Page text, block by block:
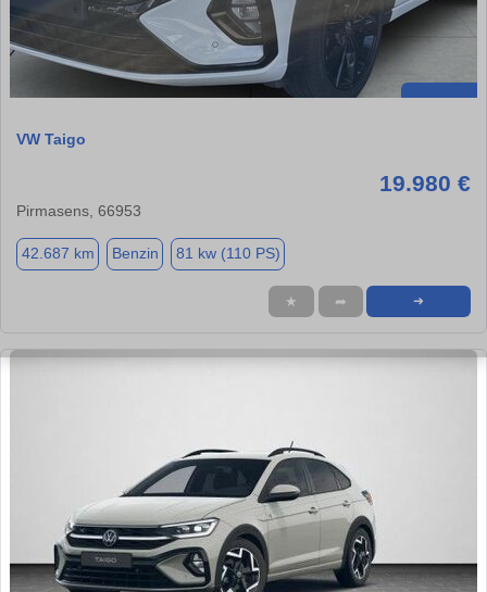
VW Taigo
19.980 €
Pirmasens, 66953
42.687 km Benzin 81 kw (110 PS)
★ ➦ ➜